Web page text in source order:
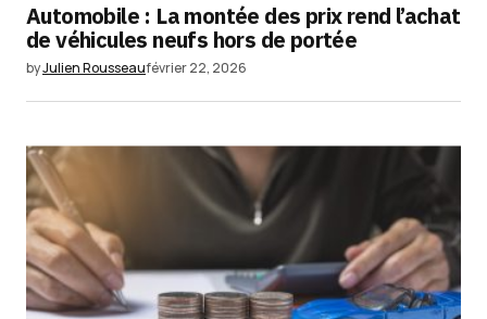
Automobile : La montée des prix rend l’achat
de véhicules neufs hors de portée
byJulien Rousseaufévrier 22, 2026